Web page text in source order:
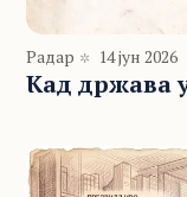
Радар 14 јун 2026
Кад држава